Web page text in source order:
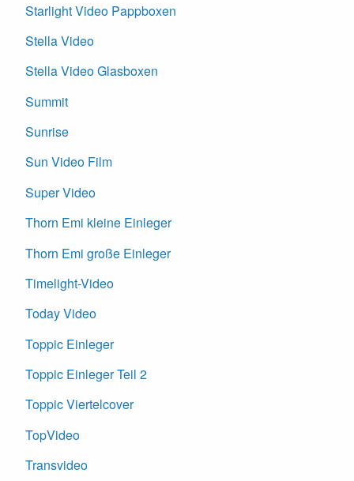
Starlight Video Pappboxen
Stella Video
Stella Video Glasboxen
Summit
Sunrise
Sun Video Film
Super Video
Thorn Emi kleine Einleger
Thorn Emi große Einleger
Timelight-Video
Today Video
Toppic Einleger
Toppic Einleger Teil 2
Toppic Viertelcover
TopVideo
Transvideo